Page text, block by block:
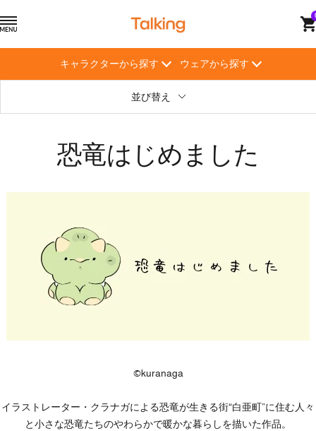
ン
ナ
ト
キャラクターから探す ウェアから探す
並び替え
恐竜はじめました
©kuranaga
イラストレーター・クラナガによる恐竜が生きる街“白亜町”に住む人々
と小さな恐竜たちのやわらかで暖かな暮らしを描いた作品。